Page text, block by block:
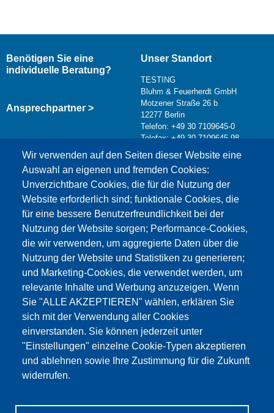
Wir verwenden auf den Seiten dieser Website eine
Auswahl an eigenen und fremden Cookies:
Unverzichtbare Cookies, die für die Nutzung der
Website erforderlich sind; funktionale Cookies, die
für eine bessere Benutzerfreundlichkeit bei der
Nutzung der Website sorgen; Performance-Cookies,
die wir verwenden, um aggregierte Daten über die
Nutzung der Website und Statistiken zu generieren;
und Marketing-Cookies, die verwendet werden, um
relevante Inhalte und Werbung anzuzeigen. Wenn
Sie "ALLE AKZEPTIEREN" wählen, erklären Sie
sich mit der Verwendung aller Cookies
einverstanden. Sie können jederzeit unter
"Einstellungen" einzelne Cookie-Typen akzeptieren
und ablehnen sowie Ihre Zustimmung für die Zukunft
widerrufen.
Benötigen Sie eine
individuelle Beratung?
Ansprechpartner >
Unser Standort
TESTING
Bluhm & Feuerherdt GmbH
Motzener Straße 26 b
12277 Berlin
Telefon: +49 30 7109645-0
Telefax: +49 30 7109645-98
info@testing.de
Dieser Inhalt ist blockiert, da die Google Maps
Cookies nicht akzeptiert wurden.
NUR DIE GOOGLE MAPS COOKIES
AKZEPTIEREN.
Alle Cookies akzeptieren